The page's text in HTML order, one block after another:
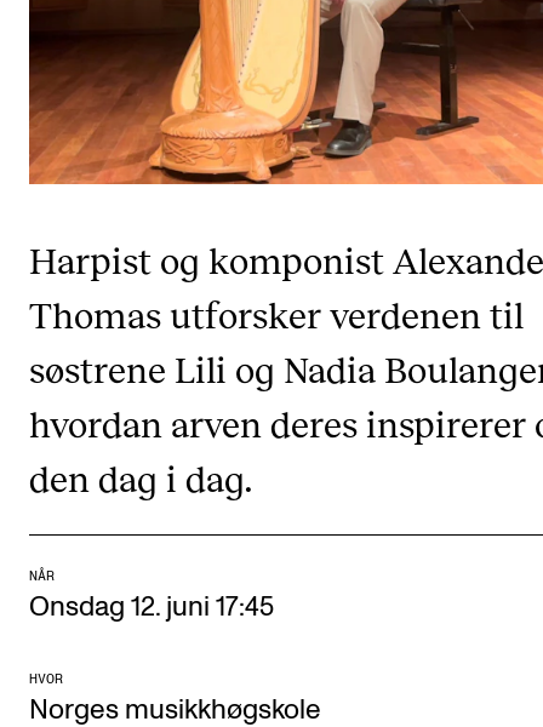
CREMAH
NordART
Prosjekter
Publikasjoner
Utveksling
Internasjonal strategi
Samarbeidsprosjekter
AKTUELT
Arrangementer og konserter
Nyheter og historier
Harpist og komponist
Thomas utforsker verdenen til
søstrene Lili og Nadia
hvordan arven deres inspirerer
den dag i dag.
NÅR
Onsdag 12. juni 17:45
HVOR
Norges musikkhøgskole